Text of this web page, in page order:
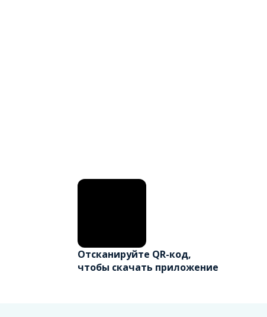
Отсканируйте QR-код,
чтобы скачать приложение